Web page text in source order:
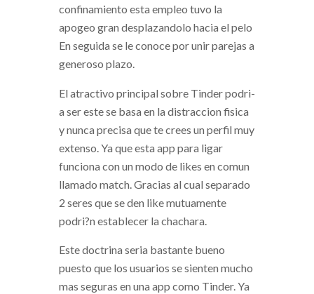
confinamiento esta empleo tuvo la
apogeo gran desplazandolo hacia el pelo
En seguida se le conoce por unir parejas a
generoso plazo.
El atractivo principal sobre Tinder podri­
a ser este se basa en la distraccion fisica
y nunca precisa que te crees un perfil muy
extenso. Ya que esta app para ligar
funciona con un modo de likes en comun
llamado match. Gracias al cual separado
2 seres que se den like mutuamente
podri?n establecer la chachara.
Este doctrina seri­a bastante bueno
puesto que los usuarios se sienten mucho
mas seguras en una app como Tinder. Ya